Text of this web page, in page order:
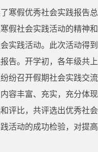
寒假优秀社会实践报告
假社会实践活动的精神
实践活动。此次活动得
告。开学初，各年级共
纷召开假期社会实践交
容丰富、充实，充分体
评比，共评选出优秀社
活动的成功检验，对提